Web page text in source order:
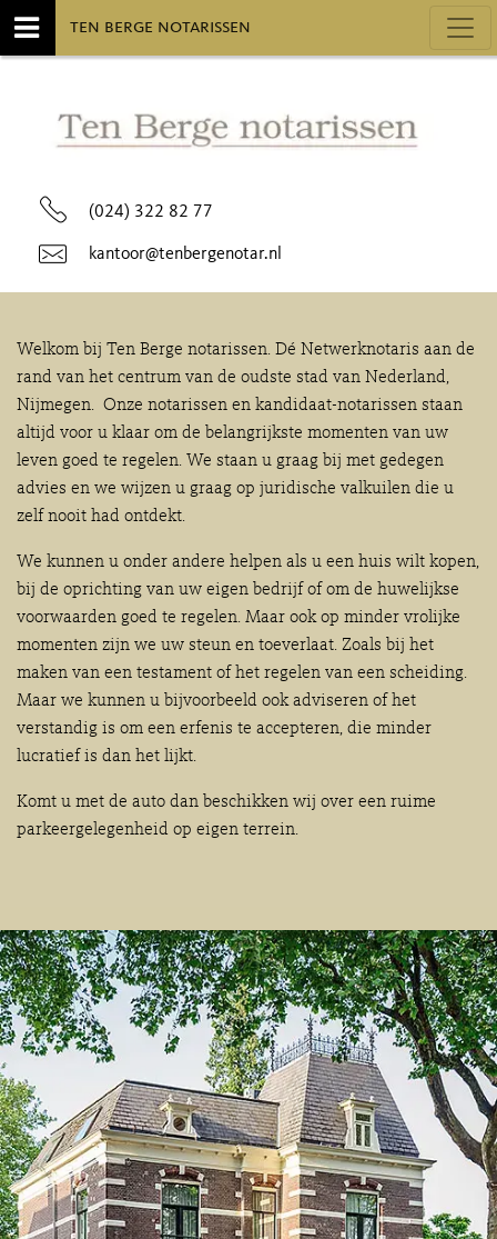
ten berge notarissen
(024) 322 82 77
kantoor@tenbergenotar.nl
Welkom bij Ten Berge notarissen. Dé Netwerknotaris aan de
rand van het centrum van de oudste stad van Nederland,
Nijmegen. Onze notarissen en kandidaat-notarissen staan
altijd voor u klaar om de belangrijkste momenten van uw
leven goed te regelen. We staan u graag bij met gedegen
advies en we wijzen u graag op juridische valkuilen die u
zelf nooit had ontdekt.
We kunnen u onder andere helpen als u een huis wilt kopen,
bij de oprichting van uw eigen bedrijf of om de huwelijkse
voorwaarden goed te regelen. Maar ook op minder vrolijke
momenten zijn we uw steun en toeverlaat. Zoals bij het
maken van een testament of het regelen van een scheiding.
Maar we kunnen u bijvoorbeeld ook adviseren of het
verstandig is om een erfenis te accepteren, die minder
lucratief is dan het lijkt.
Komt u met de auto dan beschikken wij over een ruime
parkeergelegenheid op eigen terrein.